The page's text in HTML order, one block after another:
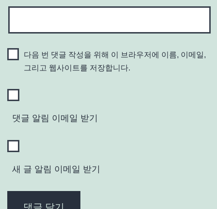
다음 번 댓글 작성을 위해 이 브라우저에 이름, 이메일,
그리고 웹사이트를 저장합니다.
댓글 알림 이메일 받기
새 글 알림 이메일 받기